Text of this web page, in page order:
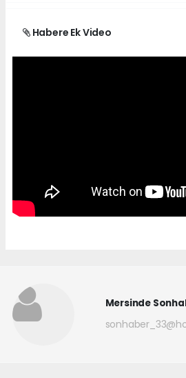
Habere Ek Video
Mersinde